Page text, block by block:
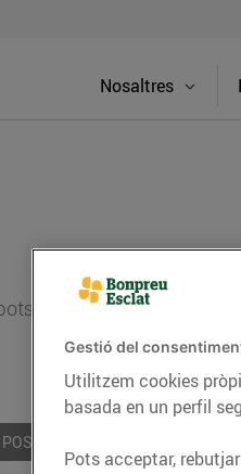
Nosaltres
trobar receptes,
del
Gestió del
Utilitzem cookies
basada en un perfil
Pots acceptar,